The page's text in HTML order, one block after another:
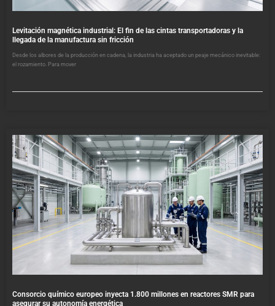
Levitación magnética industrial: El fin de las cintas transportadoras y la
llegada de la manufactura sin fricción
Desde los albores de la producción en cadena, la industria ha aceptado un peaje mecánico inevitable:
el rozamiento. Para mover
Consorcio químico europeo inyecta 1.800 millones en reactores SMR para
asegurar su autonomía energética